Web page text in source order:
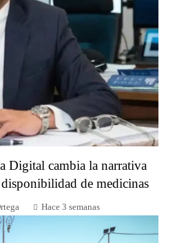
Digital cambia la narrativa
de medicinas
Hace 3 semanas